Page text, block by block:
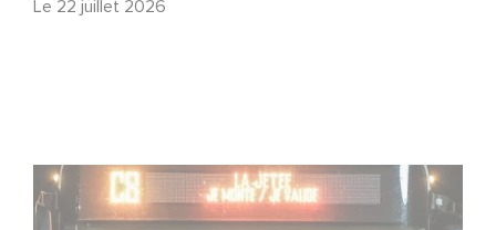
Le 22 juillet 2026
Une date de sortie pour le nouveau film de Franck
Dubosc